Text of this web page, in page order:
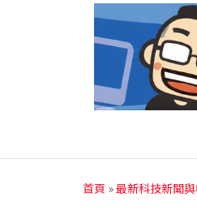
首頁 »最新科技新聞